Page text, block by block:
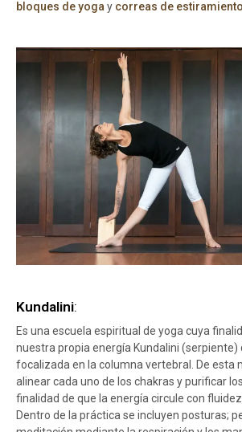
bloques de yogay correas de estiramiento
Kundalini:
Es una escuela espiritual de yoga cuya
nuestra propia energía Kundalini (serpiente)
focalizada en la columna vertebral. De esta
alinear cada uno de los chakras y purificar
finalidad de que la energía circule con
Dentro de la práctica se incluyen posturas;